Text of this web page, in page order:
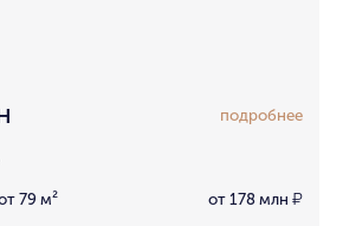
подробнее
79 м² от 178 млн ₽